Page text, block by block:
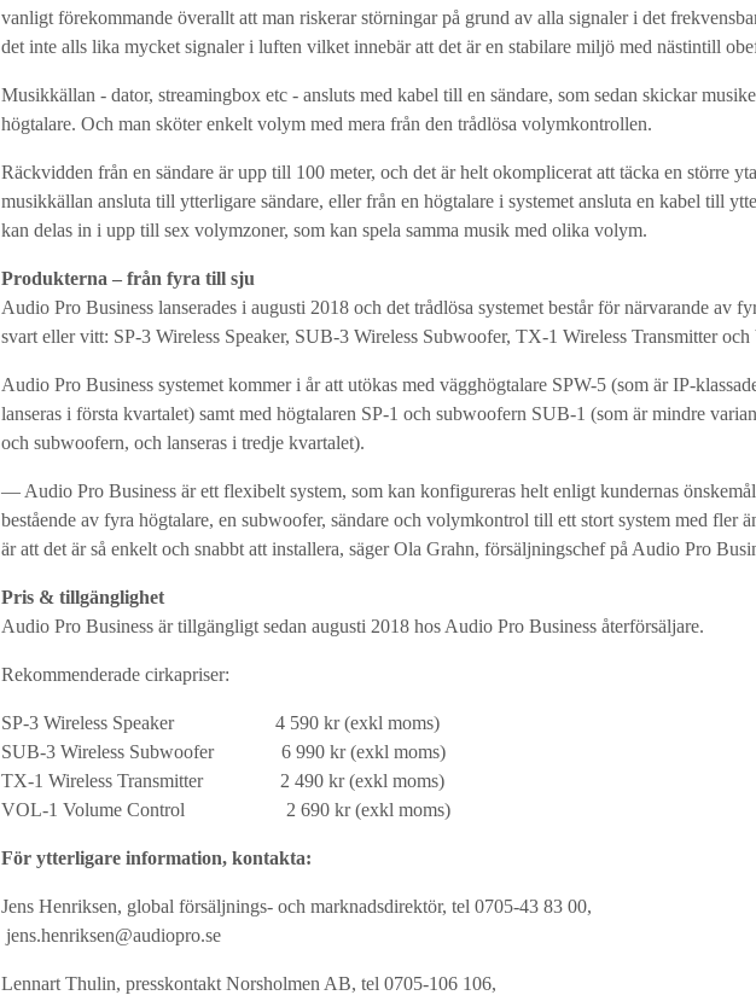
vanligt förekommande överallt att man riskerar störningar på grund av alla signaler i det
det inte alls lika mycket signaler i luften vilket innebär att det är en stabilare miljö med nästintill
Musikkällan - dator, streamingbox etc - ansluts med kabel till en sändare, som sedan skickar
högtalare. Och man sköter enkelt volym med mera från den trådlösa volymkontrollen.
Räckvidden från en sändare är upp till 100 meter, och det är helt okomplicerat att täcka en större
musikkällan ansluta till ytterligare sändare, eller från en högtalare i systemet ansluta en kabel till
kan delas in i upp till sex volymzoner, som kan spela samma musik med olika volym.
Produkterna – från fyra till sju
Audio Pro Business lanserades i augusti 2018 och det trådlösa systemet består för närvarande av
svart eller vitt: SP-3 Wireless Speaker, SUB-3 Wireless Subwoofer, TX-1 Wireless Transmitter
Audio Pro Business systemet kommer i år att utökas med vägghögtalare SPW-5 (som är IP-
lanseras i första kvartalet) samt med högtalaren SP-1 och subwoofern SUB-1 (som är mindre
och subwoofern, och lanseras i tredje kvartalet).
— Audio Pro Business är ett flexibelt system, som kan konfigureras helt enligt kundernas
bestående av fyra högtalare, en subwoofer, sändare och volymkontrol till ett stort system med fler
är att det är så enkelt och snabbt att installera, säger Ola Grahn, försäljningschef på Audio Pro
Pris & tillgänglighet
Audio Pro Business är tillgängligt sedan augusti 2018 hos Audio Pro Business återförsäljare.
Rekommenderade cirkapriser:
SP-3 Wireless Speaker 4 590 kr (exkl moms)
SUB-3 Wireless Subwoofer 6 990 kr (exkl moms)
TX-1 Wireless Transmitter 2 490 kr (exkl moms)
VOL-1 Volume Control 2 690 kr (exkl moms)
För ytterligare information, kontakta:
Jens Henriksen, global försäljnings- och marknadsdirektör, tel 0705-43 83 00,
jens.henriksen@audiopro.se
Lennart Thulin, presskontakt Norsholmen AB, tel 0705-106 106,